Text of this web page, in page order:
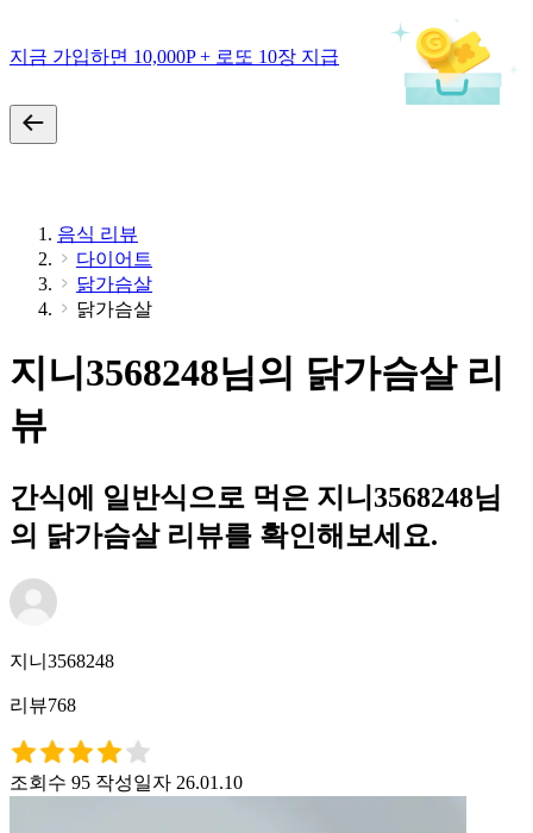
지금 가입하면 10,000P + 로또 10장 지급
음식 리뷰
다이어트
닭가슴살
닭가슴살
지니3568248님의 닭가슴살 리
뷰
간식에 일반식으로 먹은 지니3568248님
의 닭가슴살 리뷰를 확인해보세요.
지니3568248
리뷰768
조회수 95 작성일자 26.01.10